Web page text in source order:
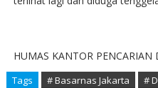
HUMAS KANTOR PENCARIAN
Tags # Basarnas Jakarta #